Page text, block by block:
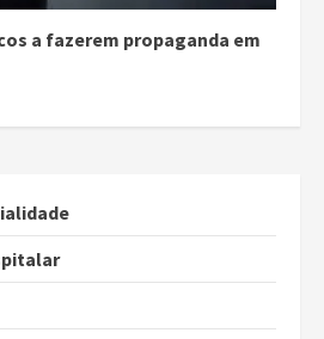
a fazerem propaganda em